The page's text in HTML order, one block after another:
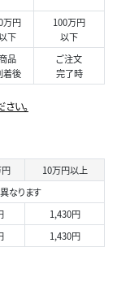
万円
下
100万円
以下
品
着後
ご注文
完了時
い。
10万円以上
なります
1,430円
1,430円